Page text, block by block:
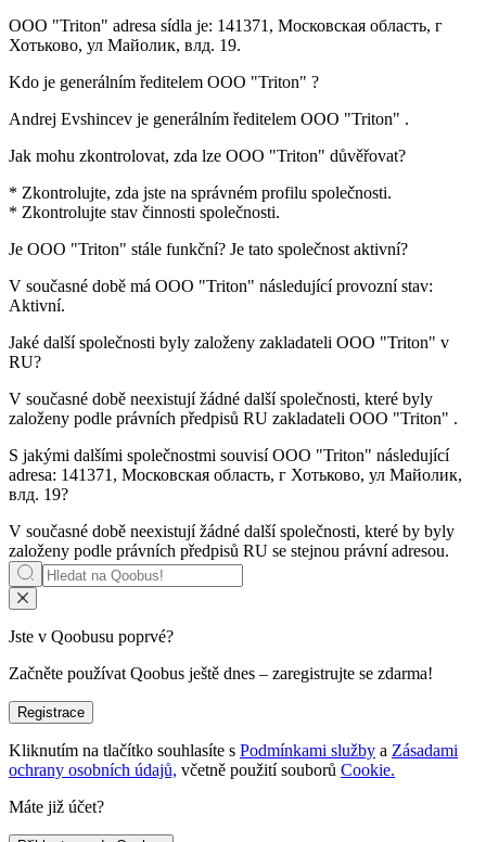
OOO "Triton" adresa sídla je: 141371, Московская область, г
Хотьково, ул Майолик, влд. 19.
Kdo je generálním ředitelem OOO "Triton" ?
Andrej Evshincev je generálním ředitelem OOO "Triton" .
Jak mohu zkontrolovat, zda lze OOO "Triton" důvěřovat?
* Zkontrolujte, zda jste na správném profilu společnosti.
* Zkontrolujte stav činnosti společnosti.
Je OOO "Triton" stále funkční? Je tato společnost aktivní?
V současné době má OOO "Triton" následující provozní stav:
Aktivní.
Jaké další společnosti byly založeny zakladateli OOO "Triton" v
RU?
V současné době neexistují žádné další společnosti, které byly
založeny podle právních předpisů RU zakladateli OOO "Triton" .
S jakými dalšími společnostmi souvisíOOO "Triton" následující
adresa: 141371, Московская область, г Хотьково, ул Майолик,
влд. 19?
V současné době neexistují žádné další společnosti, které by byly
založeny podle právních předpisů RU se stejnou právní adresou.
Jste v Qoobusu poprvé?
Začněte používat Qoobus ještě dnes – zaregistrujte se zdarma!
Registrace
Kliknutím na tlačítko souhlasíte s Podmínkami služby a Zásadami
ochrany osobních údajů, včetně použití souborů Cookie.
Máte již účet?